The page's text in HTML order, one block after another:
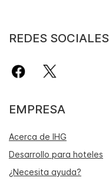
REDES SOCIALES
EMPRESA
Acerca de IHG
Desarrollo para hoteles
¿Necesita ayuda?